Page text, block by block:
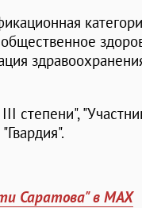
степени",
Саратова" в MAX